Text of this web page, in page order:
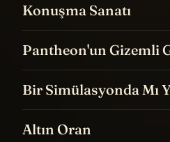
Konuşma Sanatı
Pantheon'un Gizemli
Bir Simülasyonda Mı
Altın Oran